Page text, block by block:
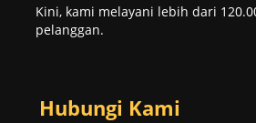
Kini, kami melayani lebih dari
pelanggan.
Hubungi Kami